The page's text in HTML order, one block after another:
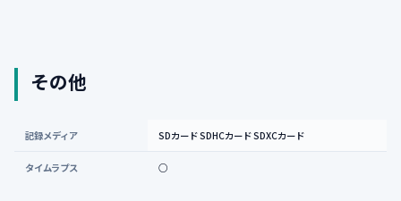
その他
記録メディア SDカード SDHCカード SDXCカード
タイムラプス ○